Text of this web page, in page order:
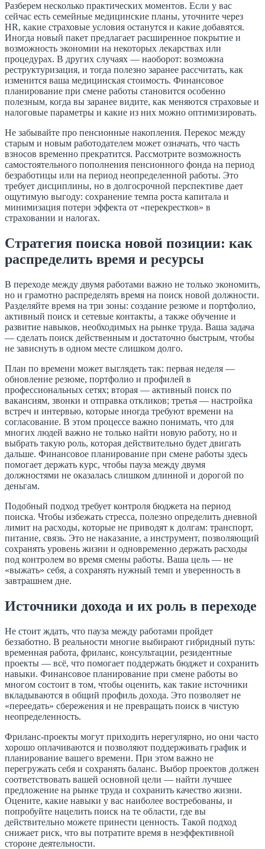
Разберем несколько практических моментов. Если у вас
сейчас есть семейные медицинские планы, уточните через
HR, какие страховые условия останутся и какие добавятся.
Иногда новый пакет предлагает расширенное покрытие и
возможность экономии на некоторых лекарствах или
процедурах. В других случаях — наоборот: возможна
реструктуризация, и тогда полезно заранее рассчитать, как
изменится ваша медицинская стоимость. Финансовое
планирование при смене работы становится особенно
полезным, когда вы заранее видите, как меняются страховые и
налоговые параметры и какие из них можно оптимизировать.
Не забывайте про пенсионные накопления. Перекос между
старым и новым работодателем может означать, что часть
взносов временно прекратится. Рассмотрите возможность
самостоятельного пополнения пенсионного фонда на период
безработицы или на период неопределенной работы. Это
требует дисциплины, но в долгосрочной перспективе дает
ощутимую выгоду: сохранение темпа роста капитала и
минимизация потери эффекта от «перекрестков» в
страховании и налогах.
Стратегия поиска новой позиции: как
распределить время и ресурсы
В переходе между двумя работами важно не только экономить,
но и грамотно распределять время на поиск новой должности.
Разделяйте время на три зоны: создание резюме и портфолио,
активный поиск и сетевые контакты, а также обучение и
развитие навыков, необходимых на рынке труда. Ваша задача
— сделать поиск действенным и достаточно быстрым, чтобы
не зависнуть в одном месте слишком долго.
План по времени может выглядеть так: первая неделя —
обновление резюме, портфолио и профилей в
профессиональных сетях; вторая — активный поиск по
вакансиям, звонки и отправка откликов; третья — настройка
встреч и интервью, которые иногда требуют времени на
согласование. В этом процессе важно понимать, что для
многих людей важно не только найти новую работу, но и
выбрать такую роль, которая действительно будет двигать
дальше. Финансовое планирование при смене работы здесь
помогает держать курс, чтобы пауза между двумя
должностями не оказалась слишком длинной и дорогой по
деньгам.
Подобный подход требует контроля бюджета на период
поиска. Чтобы избежать стресса, полезно определить дневной
лимит на расходы, которые не приводят к долгам: транспорт,
питание, связь. Это не наказание, а инструмент, позволяющий
сохранять уровень жизни и одновременно держать расходы
под контролем во время смены работы. Ваша цель — не
«выжать» себя, а сохранять нужный темп и уверенность в
завтрашнем дне.
Источники дохода и их роль в переходе
Не стоит ждать, что пауза между работами пройдет
беззаботно. В реальности многие выбирают гибридный путь:
временная работа, фриланс, консультации, резидентные
проекты — всё, что помогает поддержать бюджет и сохранить
навыки. Финансовое планирование при смене работы во
многом состоит в том, чтобы оценить, как такие источники
вкладываются в общий профиль дохода. Это позволяет не
«переедать» сбережения и не превращать поиск в чистую
неопределенность.
Фриланс-проекты могут приходить нерегулярно, но они часто
хорошо оплачиваются и позволяют поддерживать график и
планирование вашего времени. При этом важно не
перегружать себя и сохранять баланс. Выбор проектов должен
соответствовать вашей основной цели — найти лучшее
предложение на рынке труда и сохранить качество жизни.
Оцените, какие навыки у вас наиболее востребованы, и
попробуйте нацелить поиск на те области, где вы
действительно можете принести ценность. Такой подход
снижает риск, что вы потратите время в неэффективной
стороне деятельности.